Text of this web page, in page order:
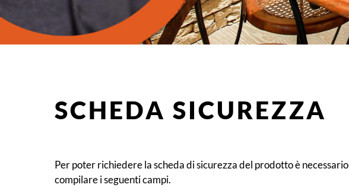
SCHEDA SICUREZZA
Per poter richiedere la scheda di sicurezza del prodotto è necessario
compilare i seguenti campi.